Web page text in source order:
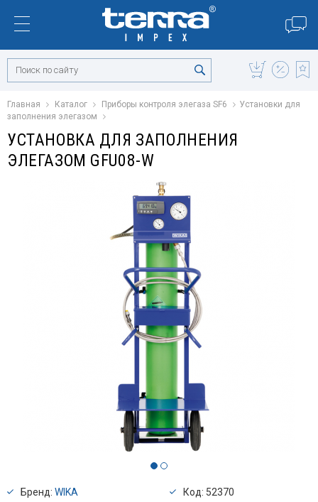
Главная Каталог Приборы контроля элегаза SF6
Установки для
заполнения элегазом
УСТАНОВКА ДЛЯ ЗАПОЛНЕНИЯ
ЭЛЕГАЗОМ GFU08-W
Бренд: WIKA
Код: 52370